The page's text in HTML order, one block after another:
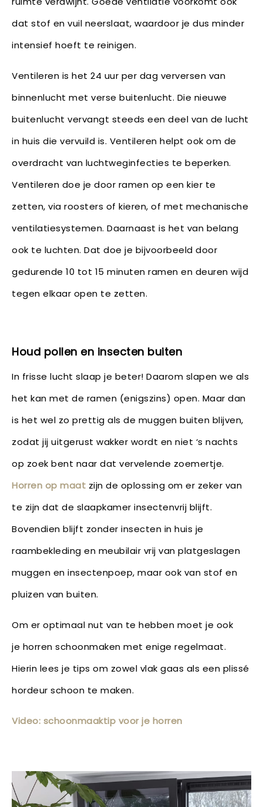
dat stof en vuil neerslaat, waardoor je dus minder
intensief hoeft te reinigen.
Ventileren is het 24 uur per dag verversen van
binnenlucht met verse buitenlucht. Die nieuwe
buitenlucht vervangt steeds een deel van de lucht
in huis die vervuild is. Ventileren helpt ook om de
overdracht van luchtweginfecties te beperken.
Ventileren doe je door ramen op een kier te
zetten, via roosters of kieren, of met mechanische
ventilatiesystemen. Daarnaast is het van belang
ook te luchten. Dat doe je bijvoorbeeld door
gedurende 10 tot 15 minuten ramen en deuren wijd
tegen elkaar open te zetten.
Houd pollen en insecten buiten
In frisse lucht slaap je beter! Daarom slapen we als
het kan met de ramen (enigszins) open. Maar dan
is het wel zo prettig als de muggen buiten blijven,
zodat jij uitgerust wakker wordt en niet ‘s nachts
op zoek bent naar dat vervelende zoemertje.
Horren op maat zijn de oplossing om er zeker van
te zijn dat de slaapkamer insectenvrij blijft.
Bovendien blijft zonder insecten in huis je
raambekleding en meubilair vrij van platgeslagen
muggen en insectenpoep, maar ook van stof en
pluizen van buiten.
Om er optimaal nut van te hebben moet je ook
je horren schoonmaken met enige regelmaat.
Hierin lees je tips om zowel vlak gaas als een plissé
hordeur schoon te maken.
Video: schoonmaaktip voor je horren